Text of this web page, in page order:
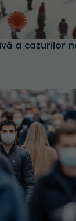
a cazurilor
România.
previziunile